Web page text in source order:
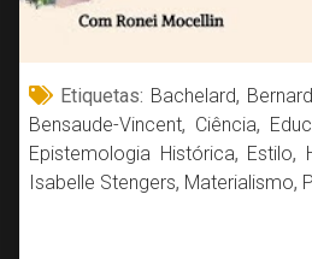
Etiquetas: Bachelard,
Bensaude-Vincent, Ciência,
Epistemologia Histórica, Estilo,
Isabelle Stengers, Materialismo,